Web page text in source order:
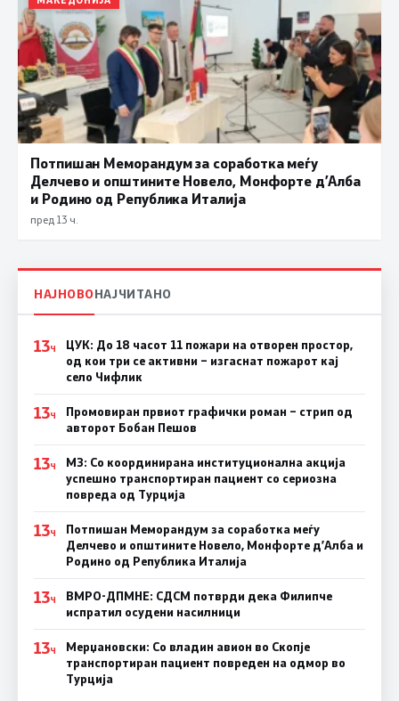
Потпишан Меморандум за соработка меѓу
Делчево и општините Новело, Монфорте д’Алба
и Родино од Република Италија
пред 13 ч.
НАЈНОВОНАЈЧИТАНО
13Ч
ЦУК: До 18 часот 11 пожари на отворен простор,
од кои три се активни – изгаснат пожарот кај
село Чифлик
13Ч
Промовиран првиот графички роман – стрип од
авторот Бобан Пешов
13Ч
МЗ: Со координирана институционална акција
успешно транспортиран пациент со сериозна
повреда од Турција
13Ч
Потпишан Меморандум за соработка меѓу
Делчево и општините Новело, Монфорте д’Алба и
Родино од Република Италија
13Ч
ВМРО-ДПМНЕ: СДСM потврди дека Филипче
испратил осудени насилници
13Ч
Мерџановски: Со владин авион во Скопје
транспортиран пациент повреден на одмор во
Турција